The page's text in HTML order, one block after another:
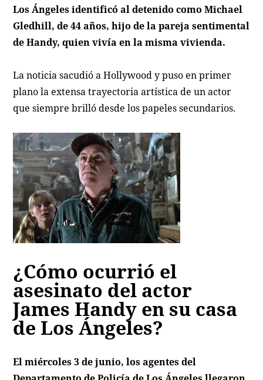
Los Ángeles identificó al detenido como Michael
Gledhill, de 44 años, hijo de la pareja sentimental
de Handy, quien vivía en la misma vivienda.
La noticia sacudió a Hollywood y puso en primer
plano la extensa trayectoria artística de un actor
que siempre brilló desde los papeles secundarios.
¿Cómo ocurrió el
asesinato del actor
James Handy en su casa
de Los Ángeles?
El miércoles 3 de junio, los agentes del